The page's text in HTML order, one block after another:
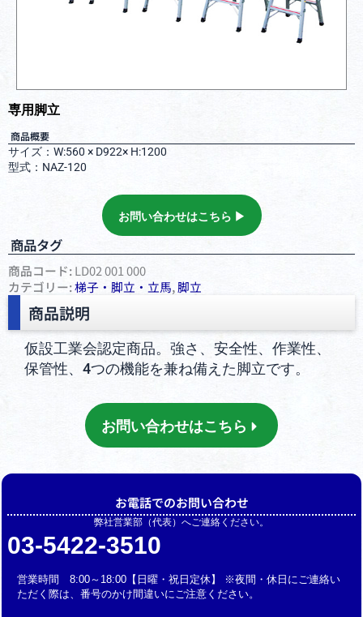
専用脚立
商品概要
サイズ：W:560 × D922× H:1200
型式：NAZ-120
お問い合わせはこちら ▶︎
商品タグ
商品コード:LD02 001 000
カテゴリー:梯⼦・脚⽴・⽴⾺,脚立
商品説明
仮設工業会認定商品。強さ、安全性、作業性、
保管性、4つの機能を兼ね備えた脚立です。
お問い合わせはこちら
お電話でのお問い合わせ
弊社営業部（代表）へご連絡ください。
03-5422-3510
営業時間 8:00～18:00【日曜・祝日定休】 ※夜間・休日にご連絡い
ただく際は、番号のかけ間違いにご注意ください。